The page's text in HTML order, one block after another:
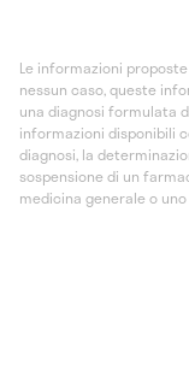
Le informazioni
nessun caso, queste
una diagnosi formulata
informazioni disponibili
diagnosi, la
sospensione di un
medicina generale o